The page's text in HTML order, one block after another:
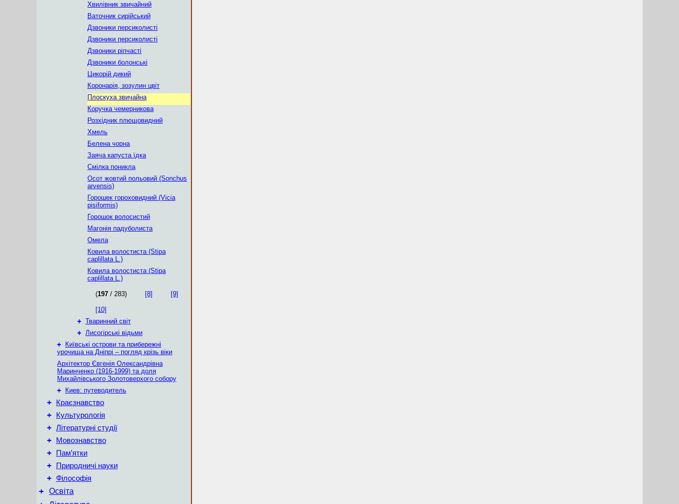
Хвилівник звичайний
Ваточник сирійський
Дзвоники персиколисті
Дзвоники персиколисті
Дзвоники ріпчасті
Дзвоники болонські
Цикорій дикий
Коронарія, зозулин цвіт
Плоскуха звичайна
Коручка чемерникова
Розхідник плющовидний
Хмель
Белена чорна
Заяча капуста їдка
Смілка поникла
Осот жовтий польовий (Sonchus
arvensis)
Горошек гороховидний (Vicia
pisiformis)
Горошок волосистий
Магонія падуболиста
Омела
Ковила волостиста (Stipa
caplillata L.)
Ковила волостиста (Stipa
caplillata L.)
(197 / 283) [8] [9]
[10]
+ Тваринний світ
+ Лисогірські відьми
+
Київські острови та прибережні
урочища на Дніпрі – погляд крізь віки
Архітектор Євгенія Олександрівна
Маринченко (1916-1999) та доля
Михайлівського Золотоверхого собору
+
Киев: путеводитель
+ Краєзнавство
+ Культурологія
+ Літературні студії
+ Мовознавство
+ Пам’ятки
+ Природничі науки
+ Філософія
+ Освіта